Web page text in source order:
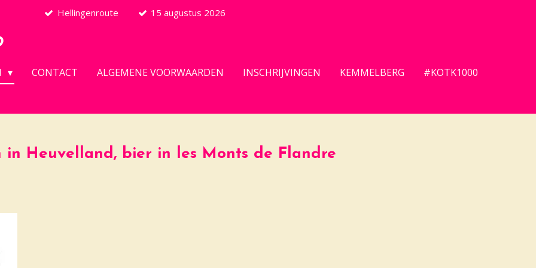
Hellingenroute 15 augustus 2026
CONTACT ALGEMENE VOORWAARDEN INSCHRIJVINGEN KEMMELBERG
#KOTK1000
in Heuvelland, bier in les Monts de Flandre